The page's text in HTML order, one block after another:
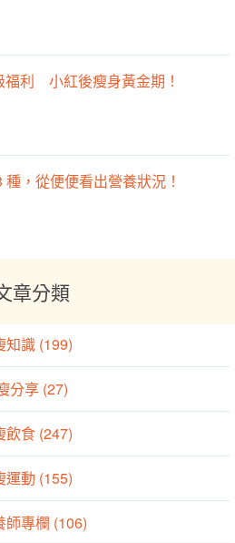
福利 小紅後瘦身黃金期！
，從便便看出營養狀況！
章分類
知識 (199)
分享 (27)
飲食 (247)
運動 (155)
師專欄 (106)